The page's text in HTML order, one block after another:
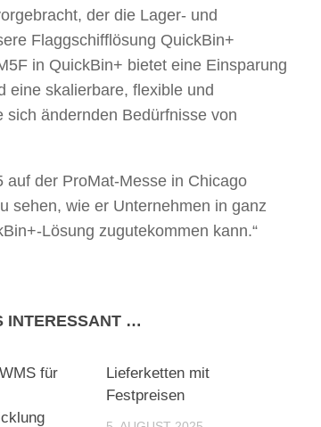
der die Lager- und
Flaggschifflösung QuickBin+
in QuickBin+ bietet eine Einsparung
eine skalierbare, flexible und
ändernden Bedürfnisse von
auf der ProMat-Messe in Chicago
sehen, wie er Unternehmen in ganz
Lösung zugutekommen kann.“
INTERESSANT …
für
Lieferketten mit
Festpreisen